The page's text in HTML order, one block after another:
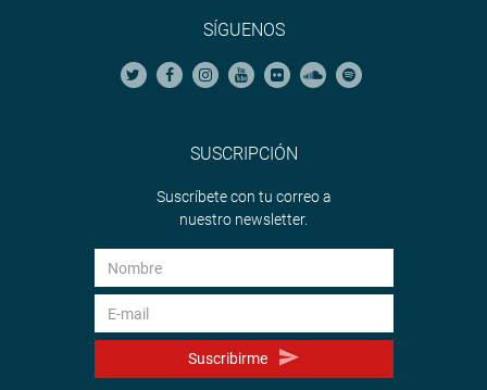
SÍGUENOS
SUSCRIPCIÓN
Suscríbete con tu correo a
nuestro newsletter.
Suscribirme